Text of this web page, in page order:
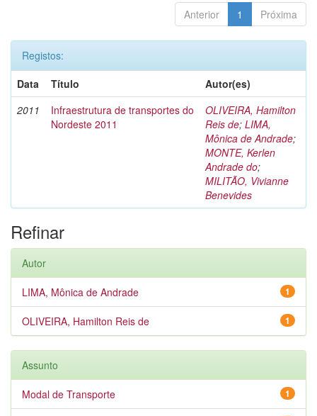
Anterior 1 Próxima
Registos:
Data
Título
Autor(es)
2011
Infraestrutura de transportes do
Nordeste 2011
OLIVEIRA, Hamilton
Reis de; LIMA,
Mônica de Andrade;
MONTE, Kerlen
Andrade do;
MILITÃO, Vivianne
Benevides
Refinar
Autor
1
LIMA, Mônica de Andrade
1
OLIVEIRA, Hamilton Reis de
Assunto
1
Modal de Transporte